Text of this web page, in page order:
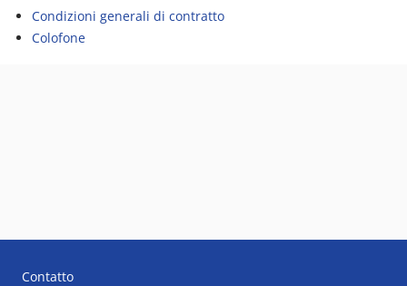
Condizioni generali di contratto
Colofone
Contatto